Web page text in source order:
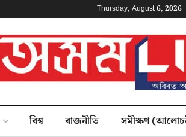
Thursday, August 6, 2026
বিশ্ব ৰাজনীতি সমীক্ষণ